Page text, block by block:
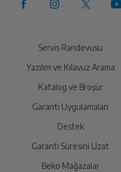
Servis Randevusu
Yazılım ve Kılavuz Arama
Katalog ve Broşür
Garanti Uygulamaları
Destek
Garanti Süresini Uzat
Beko Mağazalar